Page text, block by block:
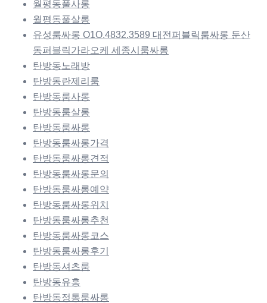
월평동풀사롱
월평동풀살롱
유성룸싸롱 O1O.4832.3589 대전퍼블릭룸싸롱 둔산
동퍼블릭가라오케 세종시룸싸롱
탄방동노래방
탄방동란제리룸
탄방동룸사롱
탄방동룸살롱
탄방동룸싸롱
탄방동룸싸롱가격
탄방동룸싸롱견적
탄방동룸싸롱문의
탄방동룸싸롱예약
탄방동룸싸롱위치
탄방동룸싸롱추천
탄방동룸싸롱코스
탄방동룸싸롱후기
탄방동셔츠룸
탄방동유흥
탄방동정통룸싸롱